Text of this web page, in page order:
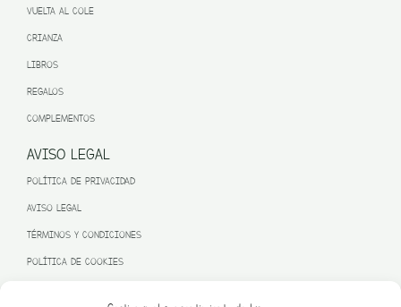
VUELTA AL COLE
CRIANZA
LIBROS
REGALOS
COMPLEMENTOS
AVISO LEGAL
POLÍTICA DE PRIVACIDAD
AVISO LEGAL
TÉRMINOS Y CONDICIONES
POLÍTICA DE COOKIES